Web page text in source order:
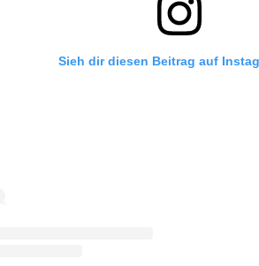
Sieh dir diesen Beitrag auf